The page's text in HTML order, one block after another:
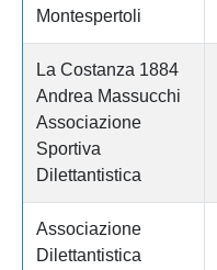
Montespertoli
La Costanza 1884
Andrea Massucchi
Associazione
Sportiva
Dilettantistica
Associazione
Dilettantistica